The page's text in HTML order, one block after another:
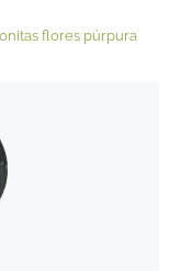
flores púrpura